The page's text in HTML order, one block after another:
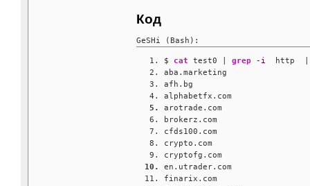
Код
GeSHi (Bash):
$ cat test0 | grep -i http
aba.marketing
afh.bg
alphabetfx.com
arotrade.com
brokerz.com
cfds100.com
crypto.com
cryptofg.com
en.utrader.com
finarix.com